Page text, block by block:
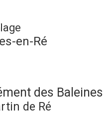
en-Ré
des Baleines
de Ré